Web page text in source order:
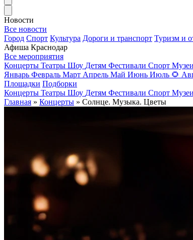
Новости
Все новости
Город Спорт Культура Дороги и транспорт Туризм и
Афиша Краснодар
Все мероприятия
Концерты Театры Шоу Детям Фестивали Спорт Музеи
Январь Февраль Март Апрель Май Июнь Июль 🌻
Площадки Подборки
Концерты Театры Шоу Детям Фестивали Спорт Музеи
Главная » Концерты » Солнце. Музыка. Цветы